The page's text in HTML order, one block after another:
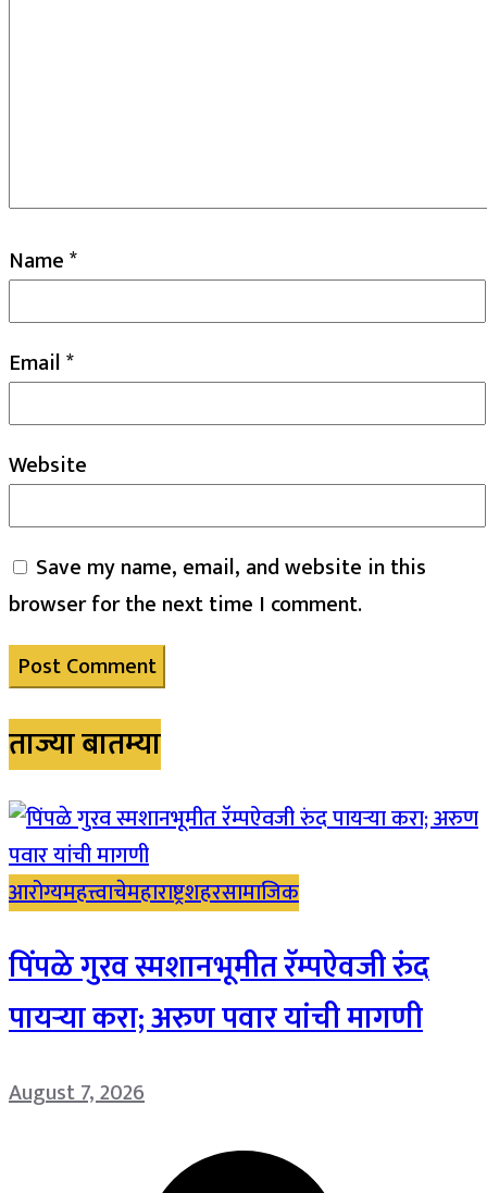
Name*
Email*
Website
Save my name, email, and website in this
browser for the next time I comment.
ताज्या बातम्या
आरोग्यमहत्त्वाचेमहाराष्ट्रशहरसामाजिक
पिंपळे गुरव स्मशानभूमीत रॅम्पऐवजी रुंद
पायऱ्या करा; अरुण पवार यांची मागणी
August 7, 2026